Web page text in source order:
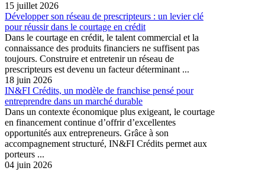
15 juillet 2026
Développer son réseau de prescripteurs : un levier clé
pour réussir dans le courtage en crédit
Dans le courtage en crédit, le talent commercial et la
connaissance des produits financiers ne suffisent pas
toujours. Construire et entretenir un réseau de
prescripteurs est devenu un facteur déterminant ...
18 juin 2026
IN&FI Crédits, un modèle de franchise pensé pour
entreprendre dans un marché durable
Dans un contexte économique plus exigeant, le courtage
en financement continue d’offrir d’excellentes
opportunités aux entrepreneurs. Grâce à son
accompagnement structuré, IN&FI Crédits permet aux
porteurs ...
04 juin 2026